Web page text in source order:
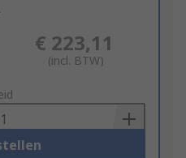
€ 223,11
(incl. BTW)